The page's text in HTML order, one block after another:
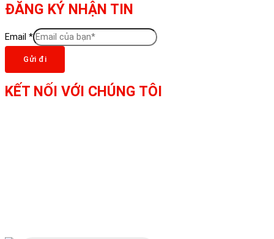
ĐĂNG KÝ NHẬN TIN
Email *
Gửi đi
KẾT NỐI VỚI CHÚNG TÔI